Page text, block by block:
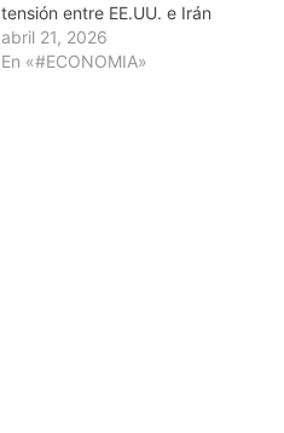
tensión entre EE.UU. e Irán
abril 21, 2026
En «#ECONOMIA»